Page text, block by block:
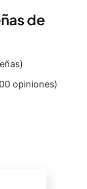
de
opiniones)